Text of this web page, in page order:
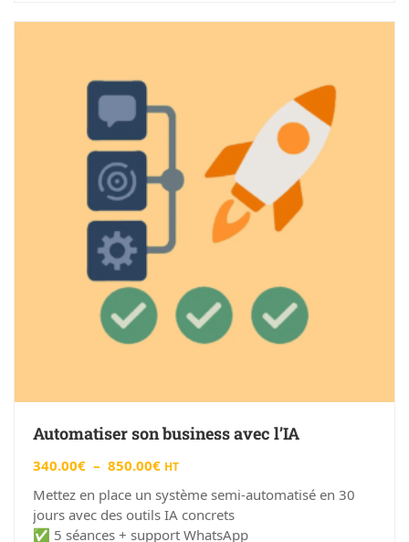
Automatiser son business avec l’IA
340.00€ – 850.00€ HT
Mettez en place un système semi-automatisé en 30
jours avec des outils IA concrets
✅ 5 séances + support WhatsApp